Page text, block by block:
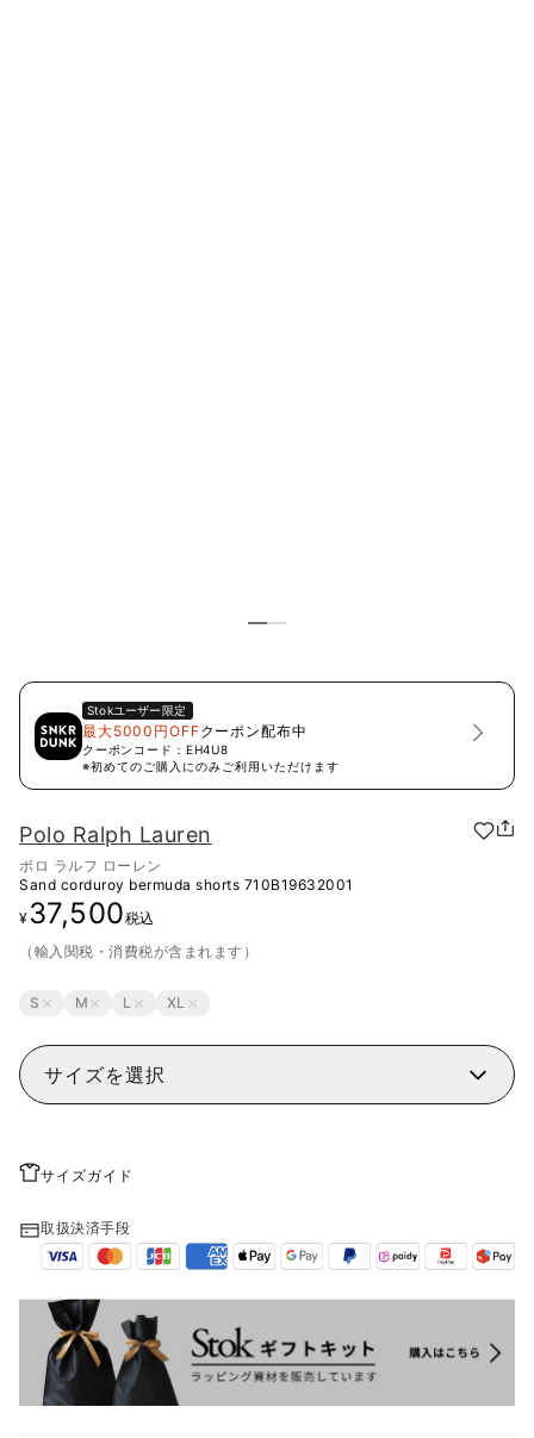
Stokユーザー限定
最大5000円OFFクーポン配布中
クーポンコード： EH4U8
※初めてのご購入にのみご利用いただけます
Polo Ralph Lauren
ポロ ラルフ ローレン
Sand corduroy bermuda shorts 710B19632001
¥ 37,500税込
（輸入関税・消費税が含まれます）
S M L XL
サイズを選択
サイズガイド
取扱決済手段